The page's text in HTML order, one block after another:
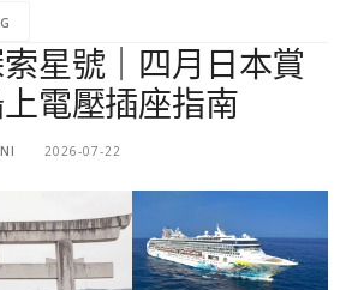
星號｜四月日本賞
電壓插座指南
2026-07-22